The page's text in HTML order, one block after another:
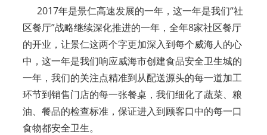
2017年是景仁高速发展的一年，这一年是我们“社
区餐厅”战略继续深化推进的一年，全年8家社区餐厅
的开业，让景仁这两个字更加深入到每个威海人的心
中，这一年是我们响应威海市创建食品安全卫生城的
一年，我们的关注点精准到从配送源头的每一道加工
环节到销售门店的每一张餐桌，我们细化了蔬菜、粮
油、餐品的检查标准，保证进入到顾客口中的每一口
食物都安全卫生。